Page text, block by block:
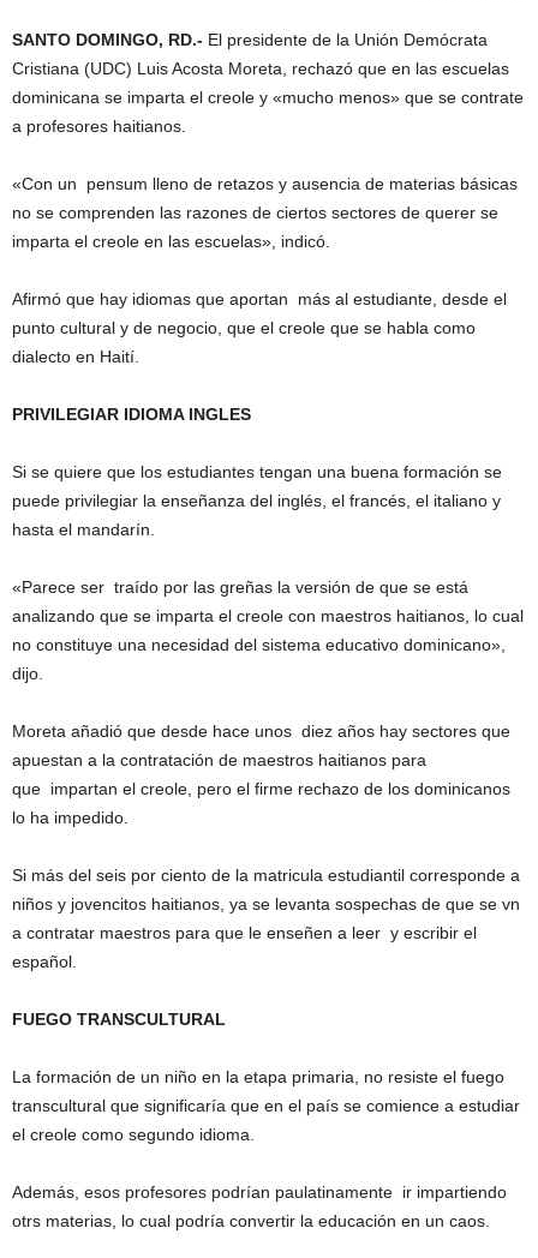
SANTO DOMINGO, RD.- El presidente de la Unión Demócrata
Cristiana (UDC) Luis Acosta Moreta, rechazó que en las escuelas
dominicana se imparta el creole y «mucho menos» que se contrate
a profesores haitianos.
«Con un pensum lleno de retazos y ausencia de materias básicas
no se comprenden las razones de ciertos sectores de querer se
imparta el creole en las escuelas», indicó.
Afirmó que hay idiomas que aportan más al estudiante, desde el
punto cultural y de negocio, que el creole que se habla como
dialecto en Haití.
PRIVILEGIAR IDIOMA INGLES
Si se quiere que los estudiantes tengan una buena formación se
puede privilegiar la enseñanza del inglés, el francés, el italiano y
hasta el mandarín.
«Parece ser traído por las greñas la versión de que se está
analizando que se imparta el creole con maestros haitianos, lo cual
no constituye una necesidad del sistema educativo dominicano»,
dijo.
Moreta añadió que desde hace unos diez años hay sectores que
apuestan a la contratación de maestros haitianos para
que impartan el creole, pero el firme rechazo de los dominicanos
lo ha impedido.
Si más del seis por ciento de la matricula estudiantil corresponde a
niños y jovencitos haitianos, ya se levanta sospechas de que se vn
a contratar maestros para que le enseñen a leer y escribir el
español.
FUEGO TRANSCULTURAL
La formación de un niño en la etapa primaria, no resiste el fuego
transcultural que significaría que en el país se comience a estudiar
el creole como segundo idioma.
Además, esos profesores podrían paulatinamente ir impartiendo
otrs materias, lo cual podría convertir la educación en un caos.